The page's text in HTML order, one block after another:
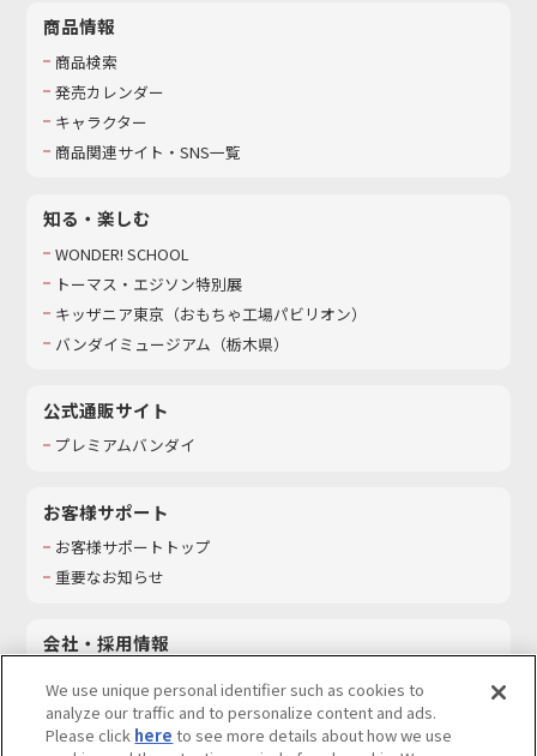
商品情報
商品検索
発売カレンダー
キャラクター
商品関連サイト・SNS一覧
知る・楽しむ
WONDER! SCHOOL
トーマス・エジソン特別展
キッザニア東京（おもちゃ工場パビリオン）​
バンダイミュージアム（栃木県）
公式通販サイト
プレミアムバンダイ
お客様サポート
お客様サポートトップ
重要なお知らせ
会社・採用情報
採用情報
サステナビリティ
We use unique personal identifier such as cookies to
analyze our traffic and to personalize content and ads.
Please click here to see more details about how we use